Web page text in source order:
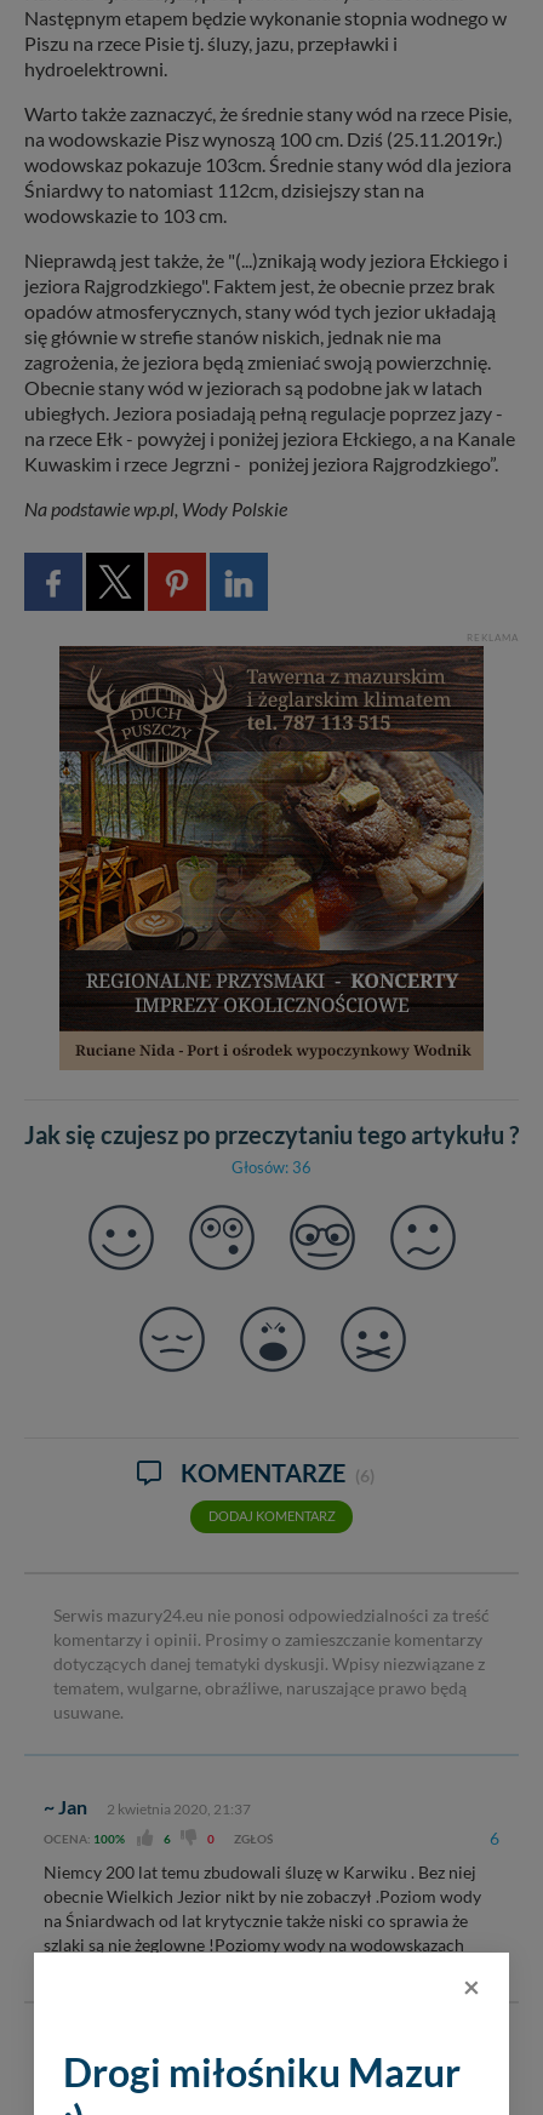
Następnym etapem będzie wykonanie stopnia wodnego w
Piszu na rzece Pisie tj. śluzy, jazu, przepławki i
hydroelektrowni.
Warto także zaznaczyć, że średnie stany wód na rzece Pisie,
na wodowskazie Pisz wynoszą 100 cm. Dziś (25.11.2019r.)
wodowskaz pokazuje 103cm. Średnie stany wód dla jeziora
Śniardwy to natomiast 112cm, dzisiejszy stan na
wodowskazie to 103 cm.
Nieprawdą jest także, że "(...)znikają wody jeziora Ełckiego i
jeziora Rajgrodzkiego". Faktem jest, że obecnie przez brak
opadów atmosferycznych, stany wód tych jezior układają
się głównie w strefie stanów niskich, jednak nie ma
zagrożenia, że jeziora będą zmieniać swoją powierzchnię.
Obecnie stany wód w jeziorach są podobne jak w latach
ubiegłych. Jeziora posiadają pełną regulacje poprzez jazy -
na rzece Ełk - powyżej i poniżej jeziora Ełckiego, a na Kanale
Kuwaskim i rzece Jegrzni - poniżej jeziora Rajgrodzkiego”.
Na podstawie wp.pl, Wody Polskie
REKLAMA
Jak się czujesz po przeczytaniu tego artykułu ?
Głosów: 36
KOMENTARZE (6)
DODAJ KOMENTARZ
Serwis mazury24.eu nie ponosi odpowiedzialności za treść
komentarzy i opinii. Prosimy o zamieszczanie komentarzy
dotyczących danej tematyki dyskusji. Wpisy niezwiązane z
tematem, wulgarne, obraźliwe, naruszające prawo będą
usuwane.
~ Jan 2 kwietnia 2020, 21:37
OCENA: 100% 6 0 ZGŁOŚ 6
Niemcy 200 lat temu zbudowali śluzę w Karwiku . Bez niej
obecnie Wielkich Jezior nikt by nie zobaczył .Poziom wody
na Śniardwach od lat krytycznie także niski co sprawia że
szlaki są nie żeglowne !Poziomy wody na wodowskazach
OCENA: 67% 2 1 ZGŁOŚ
Poziom J. Śniardwy jest powyżej J. Roś, zatem woda z Rosia
×
Drogi miłośniku Mazur